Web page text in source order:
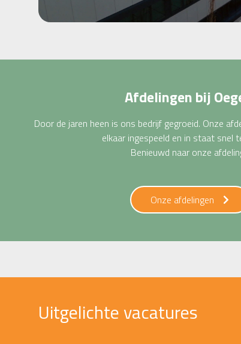
Afdelingen bij
Door de jaren heen is ons bedrijf gegroeid. Onze
elkaar ingespeeld en in staat snel
Benieuwd naar onze
Onze afdelingen
Uitgelichte vacatures